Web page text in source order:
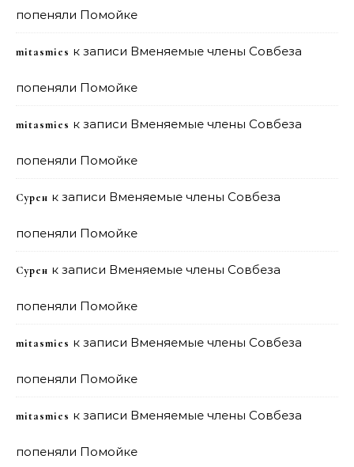
попеняли Помойке
mitasmies к записи Вменяемые члены Совбеза
попеняли Помойке
mitasmies к записи Вменяемые члены Совбеза
попеняли Помойке
Сурен к записи Вменяемые члены Совбеза
попеняли Помойке
Сурен к записи Вменяемые члены Совбеза
попеняли Помойке
mitasmies к записи Вменяемые члены Совбеза
попеняли Помойке
mitasmies к записи Вменяемые члены Совбеза
попеняли Помойке